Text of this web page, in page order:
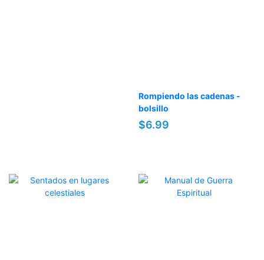
Rompiendo las cadenas -
bolsillo
$6.99